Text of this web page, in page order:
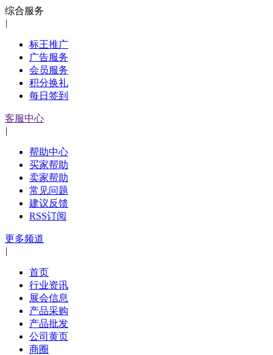
综合服务
|
标王推广
广告服务
会员服务
积分换礼
每日签到
客服中心
|
帮助中心
买家帮助
卖家帮助
常见问题
建议反馈
RSS订阅
更多频道
|
首页
行业资讯
展会信息
产品采购
产品批发
公司黄页
商圈